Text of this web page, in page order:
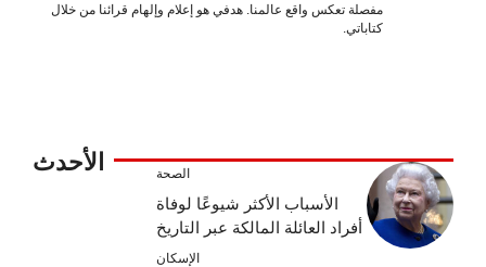
مفصلة تعكس واقع عالمنا. هدفي هو إعلام وإلهام قرائنا من خلال
كتاباتي.
الأحدث الصحة
الأسباب الأكثر شيوعًا لوفاة
أفراد العائلة المالكة عبر التاريخ
الإسكان